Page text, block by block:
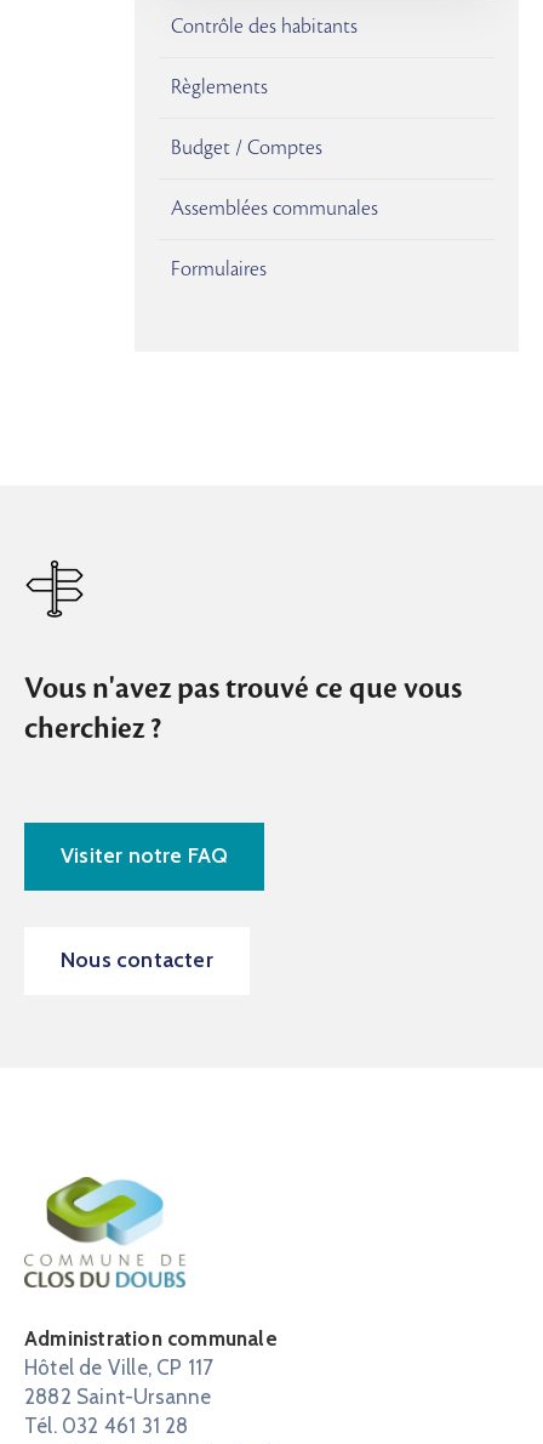
Contrôle des habitants
Règlements
Budget / Comptes
Assemblées communales
Formulaires
Vous n'avez pas trouvé ce que vous
cherchiez ?
Visiter notre FAQ
Nous contacter
Administration communale
Hôtel de Ville, CP 117
2882 Saint-Ursanne
Tél. 032 461 31 28